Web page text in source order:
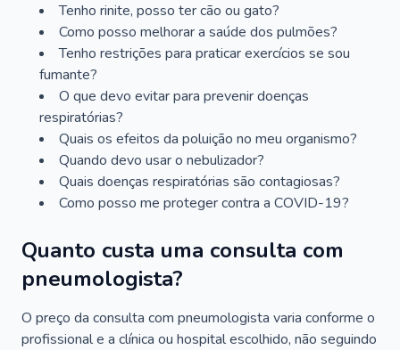
Tenho rinite, posso ter cão ou gato?
Como posso melhorar a saúde dos pulmões?
Tenho restrições para praticar exercícios se sou
fumante?
O que devo evitar para prevenir doenças
respiratórias?
Quais os efeitos da poluição no meu organismo?
Quando devo usar o nebulizador?
Quais doenças respiratórias são contagiosas?
Como posso me proteger contra a COVID-19?
Quanto custa uma consulta com
pneumologista?
O preço da consulta com pneumologista varia conforme o
profissional e a clínica ou hospital escolhido, não seguindo